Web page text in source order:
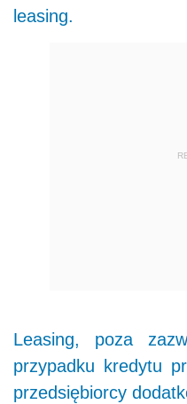
leasing.
Leasing, poza
przypadku kredytu
przedsiębiorcy